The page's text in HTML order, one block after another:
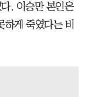
. 이승만 본인은
게 죽였다는 비